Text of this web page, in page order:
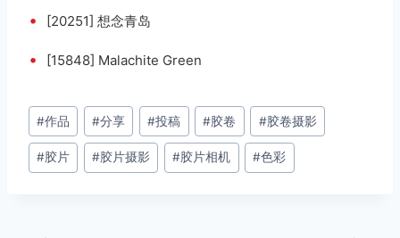
• [20251] 想念青岛
• [15848] Malachite Green
文
章
标
#作品 #分享 #投稿 #胶卷 #胶卷摄影
#胶片 #胶片摄影 #胶片相机 #色彩